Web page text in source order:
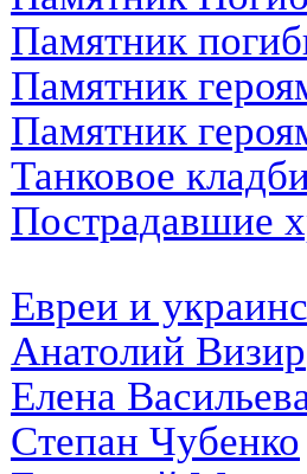
Памятник
Памятник
Памятник
Танковое
Пострадавшие
Евреи и
Анатолий Визир
Елена
Степан Чубенко